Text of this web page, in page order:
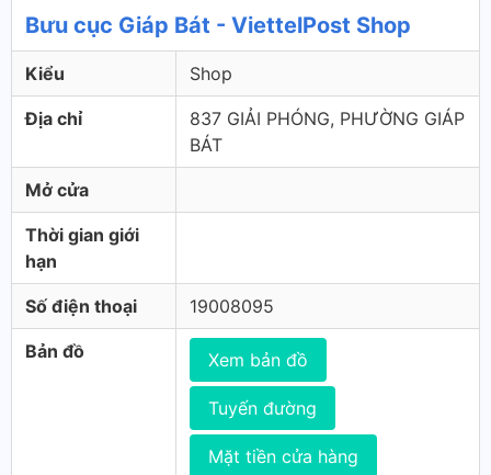
Bưu cục Giáp Bát - ViettelPost Shop
Kiểu Shop
Địa chỉ
837 GIẢI PHÓNG, PHƯỜNG GIÁP
BÁT
Mở cửa
Thời gian giới
hạn
Số điện thoại 19008095
Bản đồ Xem bản đồ
Tuyến đường
Mặt tiền cửa hàng